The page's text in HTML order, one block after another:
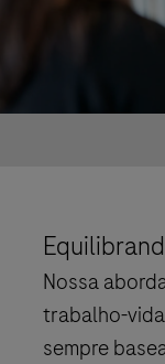
Nossa
trabalho-
sempre